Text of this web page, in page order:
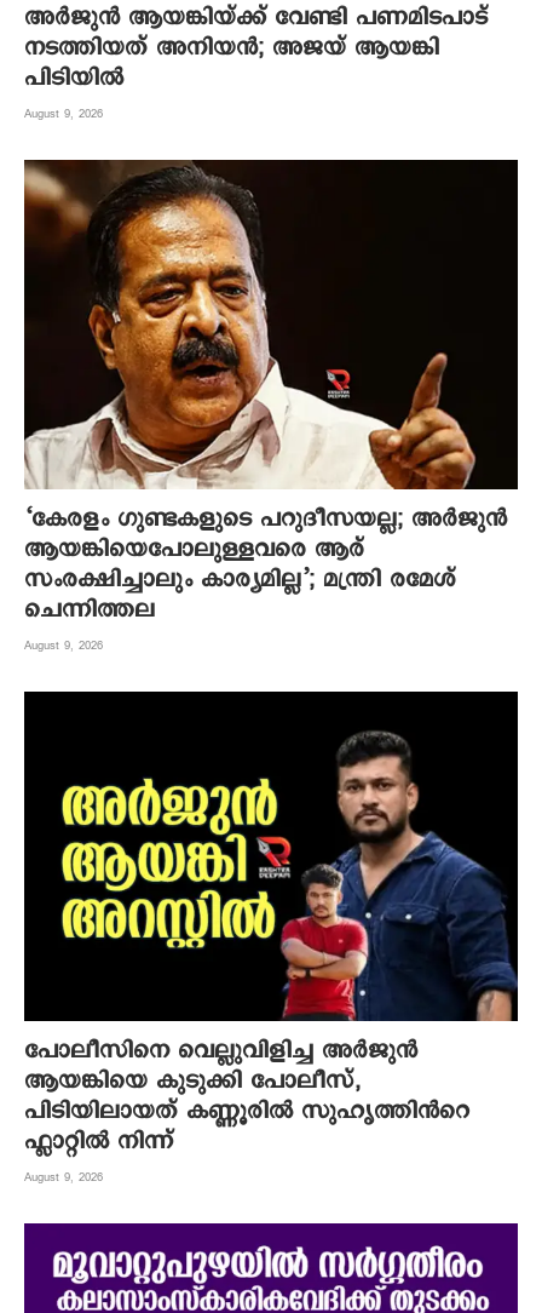
അർജുൻ ആയങ്കിയ്ക്ക് വേണ്ടി പണമിടപാട്
നടത്തിയത് അനിയൻ; അജയ് ആയങ്കി
പിടിയിൽ
August 9, 2026
‘കേരളം ഗുണ്ടകളുടെ പറുദീസയല്ല; അർജുൻ
ആയങ്കിയെപോലുള്ളവരെ ആര്
സംരക്ഷിച്ചാലും കാര്യമില്ല’; മന്ത്രി രമേശ്
ചെന്നിത്തല
August 9, 2026
പോലീസിനെ വെല്ലുവിളിച്ച അർജുൻ
ആയങ്കിയെ കുടുക്കി പോലീസ്,
പിടിയിലായത് കണ്ണൂരിൽ സുഹൃത്തിൻറെ
ഫ്ലാറ്റിൽ നിന്ന്
August 9, 2026